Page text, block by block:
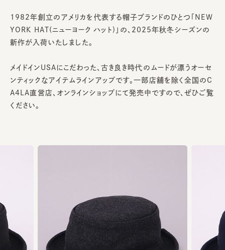
1982年創立のアメリカを代表する帽子ブランドのひとつ「NEW
YORK HAT(ニューヨーク ハット)」の、2025年秋冬シーズンの
新作が入荷いたしました。
メイドインUSAにこだわった、古き良き時代のムードが漂うオーセ
ンティックなアイテムラインアップです。一部店舗を除く全国のC
A4LA直営店、オンラインショップにて発売中ですので、ぜひご覧
ください。